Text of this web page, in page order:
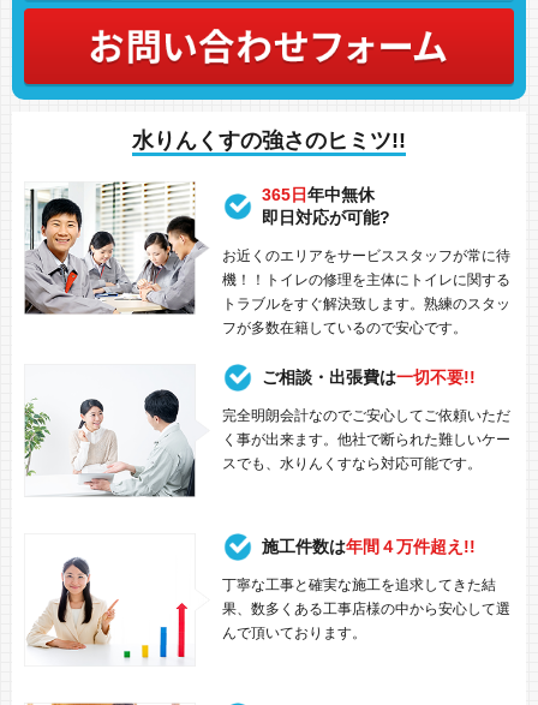
水りんくすの強さのヒミツ!!
365日年中無休
即日対応が可能?
お近くのエリアをサービススタッフが常に待
機！！トイレの修理を主体にトイレに関する
トラブルをすぐ解決致します。熟練のスタッ
フが多数在籍しているので安心です。
ご相談・出張費は一切不要!!
完全明朗会計なのでご安心してご依頼いただ
く事が出来ます。他社で断られた難しいケー
スでも、水りんくすなら対応可能です。
施工件数は年間４万件超え!!
丁寧な工事と確実な施工を追求してきた結
果、数多くある工事店様の中から安心して選
んで頂いております。